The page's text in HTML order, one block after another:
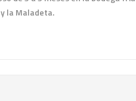
la Maladeta.